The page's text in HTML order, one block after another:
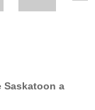
Saskatoon a